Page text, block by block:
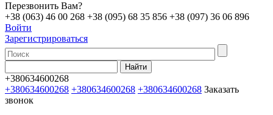
Перезвонить Вам?
+38 (063) 46 00 268 +38 (095) 68 35 856 +38 (097) 36 06 896
Войти
Зарегистрироваться
+380634600268
+380634600268 +380634600268 +380634600268 Заказать
звонок